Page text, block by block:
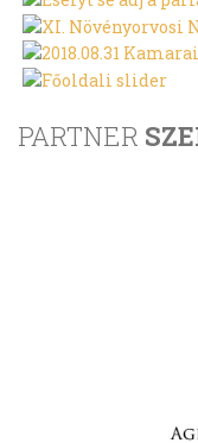
PARTNER